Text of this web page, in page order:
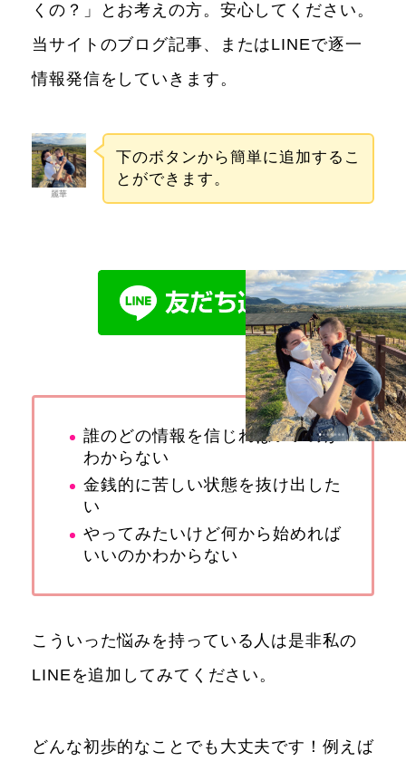
くの？」とお考えの方。安心してください。
当サイトのブログ記事、またはLINEで逐一
情報発信をしていきます。
麗華
下のボタンから簡単に追加するこ
とができます。
誰のどの情報を信じればいいのか
わからない
金銭的に苦しい状態を抜け出した
い
やってみたいけど何から始めれば
いいのかわからない
こういった悩みを持っている人は是非私の
LINEを追加してみてください。
どんな初歩的なことでも大丈夫です！例えば